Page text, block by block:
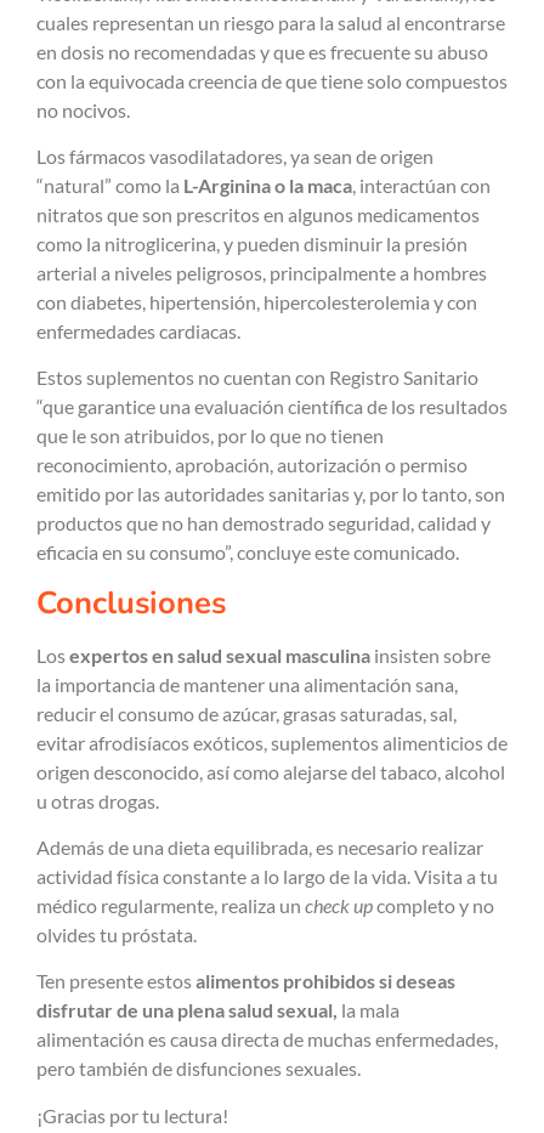
cuales representan un riesgo para la salud al encontrarse
en dosis no recomendadas y que es frecuente su abuso
con la equivocada creencia de que tiene solo compuestos
no nocivos.
Los fármacos vasodilatadores, ya sean de origen
“natural” como la L-Arginina o la maca, interactúan con
nitratos que son prescritos en algunos medicamentos
como la nitroglicerina, y pueden disminuir la presión
arterial a niveles peligrosos, principalmente a hombres
con diabetes, hipertensión, hipercolesterolemia y con
enfermedades cardiacas.
Estos suplementos no cuentan con Registro Sanitario
“que garantice una evaluación científica de los resultados
que le son atribuidos, por lo que no tienen
reconocimiento, aprobación, autorización o permiso
emitido por las autoridades sanitarias y, por lo tanto, son
productos que no han demostrado seguridad, calidad y
eficacia en su consumo”, concluye este comunicado.
Conclusiones
Losexpertos ensalud sexual masculina insisten sobre
la importancia de mantener una alimentación sana,
reducir el consumo de azúcar, grasas saturadas, sal,
evitar afrodisíacos exóticos, suplementos alimenticios de
origen desconocido, así como alejarse del tabaco, alcohol
u otras drogas.
Además de una dieta equilibrada, es necesario realizar
actividad física constante a lo largo de la vida. Visita a tu
médico regularmente, realiza un check upcompleto y no
olvides tu próstata.
Ten presente estosalimentos prohibidos si deseas
disfrutar de una plena salud sexual, la mala
alimentación es causa directa de muchas enfermedades,
pero también de disfunciones sexuales.
¡Gracias por tu lectura!